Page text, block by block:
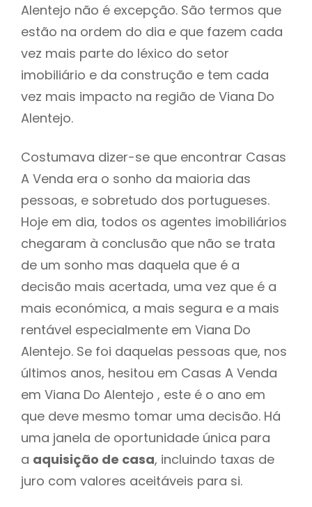
Alentejo não é excepção. São termos que
estão na ordem do dia e que fazem cada
vez mais parte do léxico do setor
imobiliário e da construção e tem cada
vez mais impacto na região de Viana Do
Alentejo.
Costumava dizer-se que encontrar Casas
A Venda era o sonho da maioria das
pessoas, e sobretudo dos portugueses.
Hoje em dia, todos os agentes imobiliários
chegaram à conclusão que não se trata
de um sonho mas daquela que é a
decisão mais acertada, uma vez que é a
mais económica, a mais segura e a mais
rentável especialmente em Viana Do
Alentejo. Se foi daquelas pessoas que, nos
últimos anos, hesitou em Casas A Venda
em Viana Do Alentejo , este é o ano em
que deve mesmo tomar uma decisão. Há
uma janela de oportunidade única para
a aquisição de casa, incluindo taxas de
juro com valores aceitáveis para si.